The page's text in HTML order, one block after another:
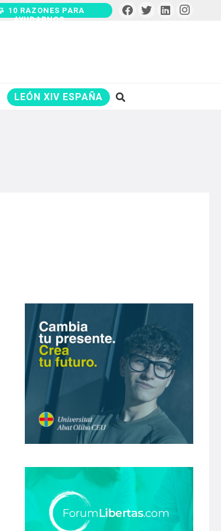
10 RAZONES PARA
AYUDARNOS
LEÓN XIV ESPAÑA